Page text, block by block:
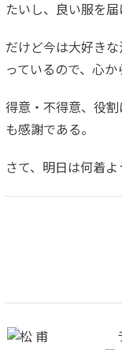
たいし、良い服を届
だけど今は大好き
っているので、心か
得意・不得意、役
も感謝である。
さて、明日は何着よ